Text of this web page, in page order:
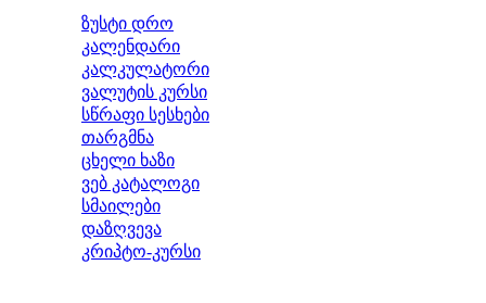
ზუსტი დრო
კალენდარი
კალკულატორი
ვალუტის კურსი
სწრაფი სესხები
თარგმნა
ცხელი ხაზი
ვებ კატალოგი
სმაილები
დაზღვევა
კრიპტო-კურსი